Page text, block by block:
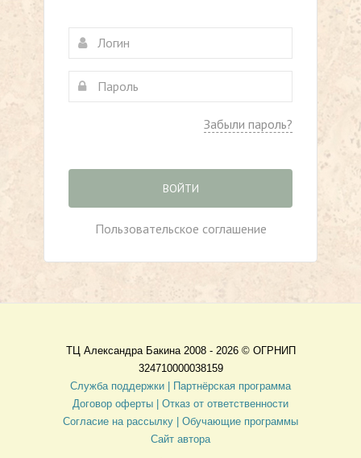
Забыли пароль?
ВОЙТИ
Пользовательское соглашение
ТЦ Александра Бакина 2008 - 2026 © ОГРНИП
324710000038159
Служба поддержки |
Партнёрская программа
Договор оферты
| Отказ от ответственности
Согласие на рассылку | Обучающие программы
Сайт автора